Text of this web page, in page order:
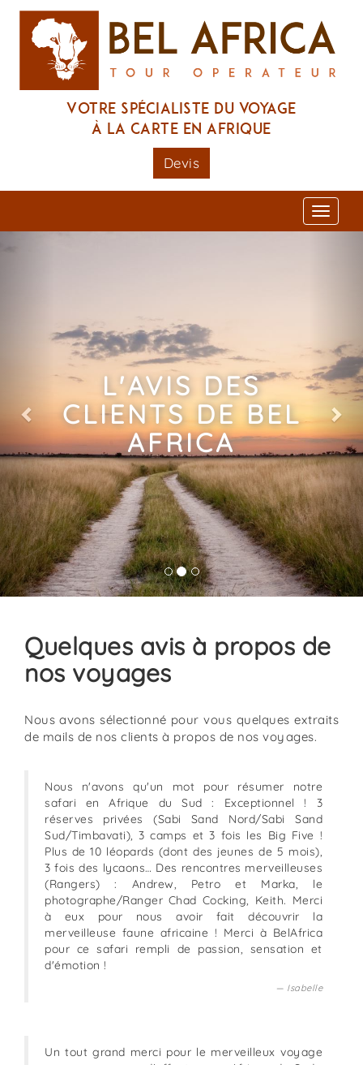
Votre spécialiste du voyage
à la carte en Afrique
Devis
Toggle
L'AVIS DES
CLIENTS DE BEL
AFRICA
Quelques avis à propos de
nos voyages
Nous avons sélectionné pour vous quelques extraits
de mails de nos clients à propos de nos voyages.
Nous n'avons qu'un mot pour résumer notre
safari en Afrique du Sud : Exceptionnel ! 3
réserves privées (Sabi Sand Nord/Sabi Sand
Sud/Timbavati), 3 camps et 3 fois les Big Five !
Plus de 10 léopards (dont des jeunes de 5 mois),
3 fois des lycaons… Des rencontres merveilleuses
(Rangers) : Andrew, Petro et Marka, le
photographe/Ranger Chad Cocking, Keith. Merci
à eux pour nous avoir fait découvrir la
merveilleuse faune africaine ! Merci à BelAfrica
pour ce safari rempli de passion, sensation et
d'émotion !
Isabelle
Un tout grand merci pour le merveilleux voyage